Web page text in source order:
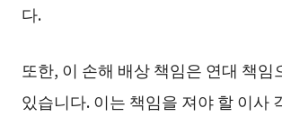
다.
또한, 이 손해 배상 책임은 연대 책임
있습니다. 이는 책임을 져야 할 이사